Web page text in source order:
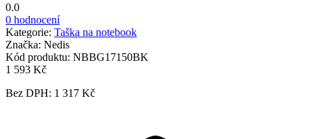
0.0
0 hodnocení
Kategorie: Taška na notebook
Značka: Nedis
Kód produktu: NBBG17150BK
1 593 Kč
Bez DPH: 1 317 Kč